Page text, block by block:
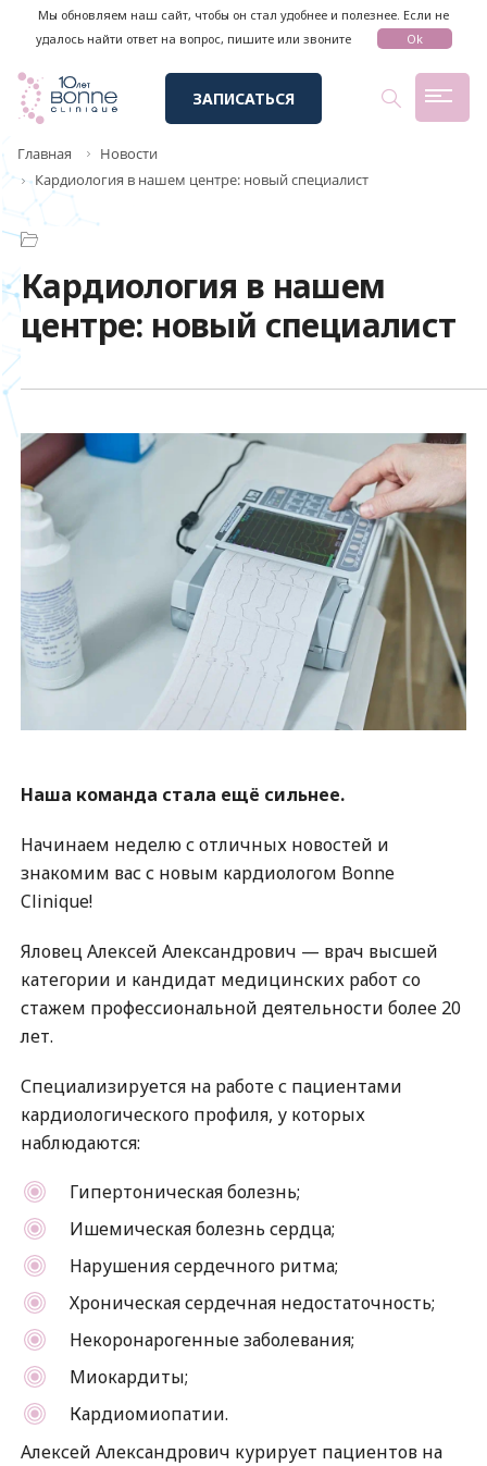
Мы обновляем наш сайт, чтобы он стал удобнее и полезнее. Если не
удалось найти ответ на вопрос, пишите или звоните
Ok
ЗАПИСАТЬСЯ
Главная
Новости
Кардиология в нашем центре: новый специалист
Кардиология в нашем
центре: новый специалист
Наша команда стала ещё сильнее.
Начинаем неделю с отличных новостей и
знакомим вас с новым кардиологом Bonne
Clinique!
Яловец Алексей Александрович — врач высшей
категории и кандидат медицинских работ со
стажем профессиональной деятельности более 20
лет.
Специализируется на работе с пациентами
кардиологического профиля, у которых
наблюдаются:
Гипертоническая болезнь;
Ишемическая болезнь сердца;
Нарушения сердечного ритма;
Хроническая сердечная недостаточность;
Некоронарогенные заболевания;
Миокардиты;
Кардиомиопатии.
Алексей Александрович курирует пациентов на